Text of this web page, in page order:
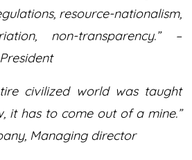
resource-nationalism,
non-transparency.” –
civilized world was taught
it has to come out of a mine.”
Managing director